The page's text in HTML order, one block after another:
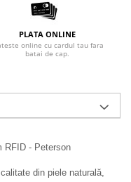
PLATA ONLINE
online cu cardul tau fara
batai de cap.
RFID - Peterson
din piele naturală,